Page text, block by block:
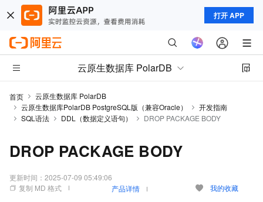
打开 APP
云原生数据库 PolarDB
首页
云原生数据库 PolarDB
云原生数据库PolarDB PostgreSQL版（兼容Oracle）
开发指南
SQL语法
DDL（数据定义语句） DROP PACKAGE BODY
DROP PACKAGE BODY
更新时间： 2025-07-09 05:49:06
复制 MD 格式
产品详情 我的收藏